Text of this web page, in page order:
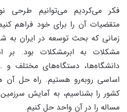
فکر می‌کردیم می‌توانیم طرحی نو
متقضیات آن را برای خود فراهم
زمانی که بحث توسعه در ایران
مشکلات به ابرمشکلات بود. بر
دانشگاه‌ها، دستگاه‌های مختلف
اساسی روبه‌رو هستیم. راه حل
کشور را بشناسیم، به آمایش
مساله را در آن واحد حل کنیم.